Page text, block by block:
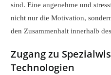
sind. Eine angenehme und
nicht nur die Motivation,
den Zusammenhalt innerhalb
Zugang zu
Technologien